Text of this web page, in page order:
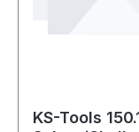
KS-Tools